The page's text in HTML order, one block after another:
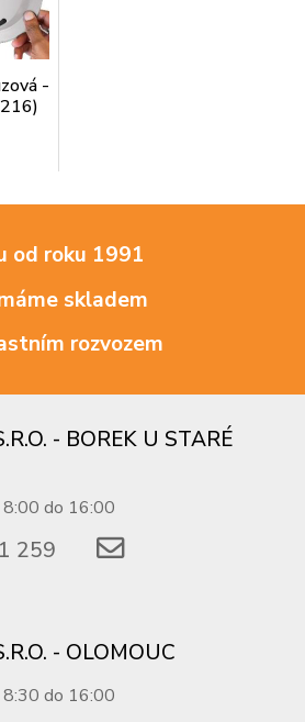
-
od roku 1991
skladem
rozvozem
- BOREK U STARÉ
8:00 do 16:00
259
- OLOMOUC
8:30 do 16:00